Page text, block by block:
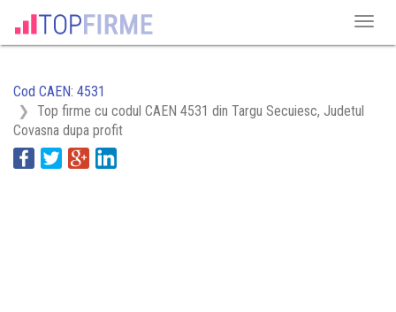
Cod CAEN: 4531
Top firme cu codul CAEN 4531 din Targu Secuiesc, Judetul
Covasna dupa profit